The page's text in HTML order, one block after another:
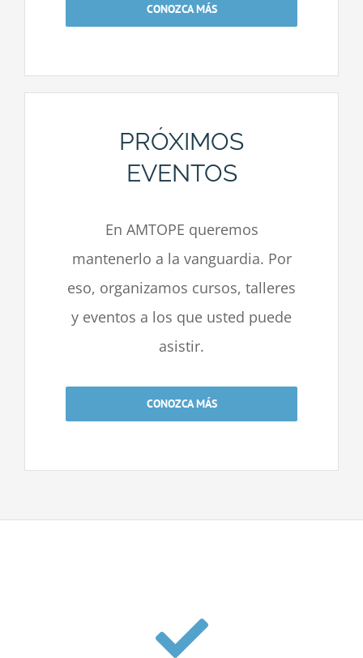
CONOZCA MÁS
PRÓXIMOS
EVENTOS
En AMTOPE queremos
mantenerlo a la vanguardia. Por
eso, organizamos cursos, talleres
y eventos a los que usted puede
asistir.
CONOZCA MÁS